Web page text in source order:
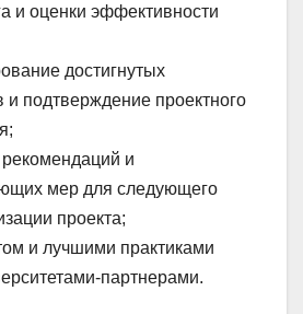
и оценки эффективности
достигнутых
и подтверждение проектного
рекомендаций и
мер для следующего
проекта;
и лучшими практиками
партнерами.